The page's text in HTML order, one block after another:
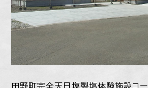
田野町完全天日塩製塩体験施設コー